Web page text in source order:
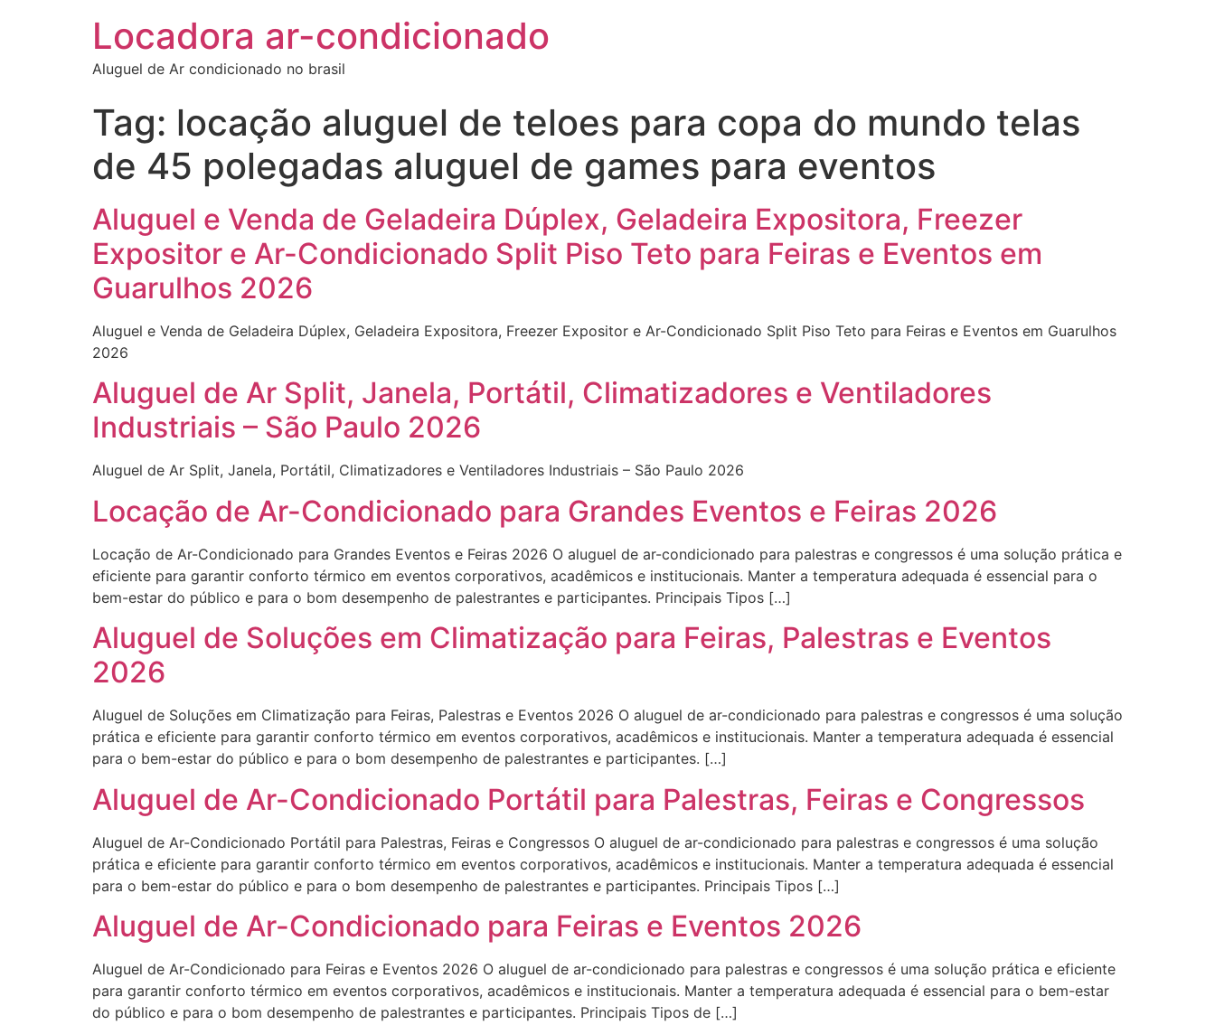
Locadora ar-condicionado
Aluguel de Ar condicionado no brasil
Tag: locação aluguel de teloes para copa do mundo telas
de 45 polegadas aluguel de games para eventos
Aluguel e Venda de Geladeira Dúplex, Geladeira Expositora, Freezer
Expositor e Ar-Condicionado Split Piso Teto para Feiras e Eventos em
Guarulhos 2026
Aluguel e Venda de Geladeira Dúplex, Geladeira Expositora, Freezer Expositor e Ar-Condicionado Split Piso Teto para Feiras e Eventos em Guarulhos
2026
Aluguel de Ar Split, Janela, Portátil, Climatizadores e Ventiladores
Industriais – São Paulo 2026
Aluguel de Ar Split, Janela, Portátil, Climatizadores e Ventiladores Industriais – São Paulo 2026
Locação de Ar-Condicionado para Grandes Eventos e Feiras 2026
Locação de Ar-Condicionado para Grandes Eventos e Feiras 2026 O aluguel de ar-condicionado para palestras e congressos é uma solução prática e
eficiente para garantir conforto térmico em eventos corporativos, acadêmicos e institucionais. Manter a temperatura adequada é essencial para o
bem-estar do público e para o bom desempenho de palestrantes e participantes. Principais Tipos […]
Aluguel de Soluções em Climatização para Feiras, Palestras e Eventos
2026
Aluguel de Soluções em Climatização para Feiras, Palestras e Eventos 2026 O aluguel de ar-condicionado para palestras e congressos é uma solução
prática e eficiente para garantir conforto térmico em eventos corporativos, acadêmicos e institucionais. Manter a temperatura adequada é essencial
para o bem-estar do público e para o bom desempenho de palestrantes e participantes. […]
Aluguel de Ar-Condicionado Portátil para Palestras, Feiras e Congressos
Aluguel de Ar-Condicionado Portátil para Palestras, Feiras e Congressos O aluguel de ar-condicionado para palestras e congressos é uma solução
prática e eficiente para garantir conforto térmico em eventos corporativos, acadêmicos e institucionais. Manter a temperatura adequada é essencial
para o bem-estar do público e para o bom desempenho de palestrantes e participantes. Principais Tipos […]
Aluguel de Ar-Condicionado para Feiras e Eventos 2026
Aluguel de Ar-Condicionado para Feiras e Eventos 2026 O aluguel de ar-condicionado para palestras e congressos é uma solução prática e eficiente
para garantir conforto térmico em eventos corporativos, acadêmicos e institucionais. Manter a temperatura adequada é essencial para o bem-estar
do público e para o bom desempenho de palestrantes e participantes. Principais Tipos de […]